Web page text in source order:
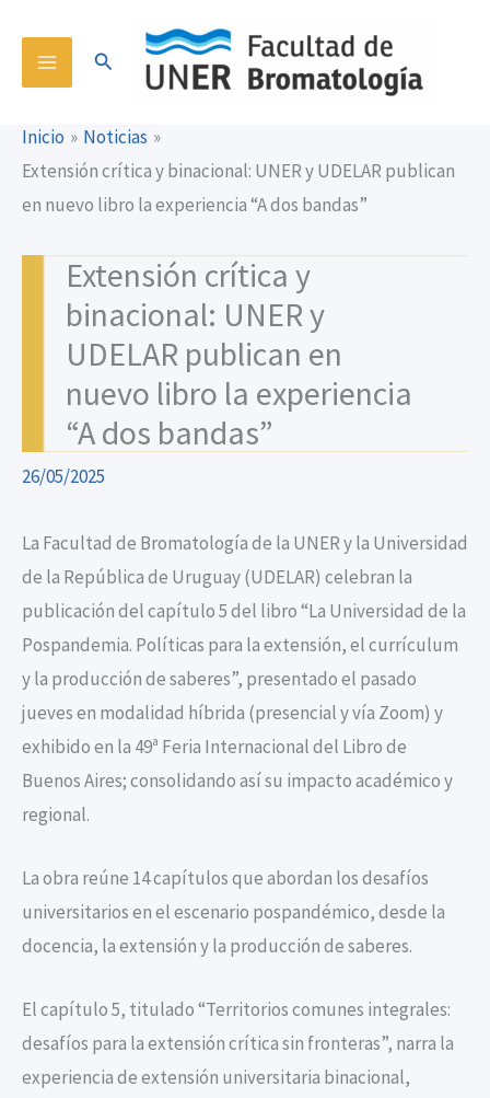
contenido
Buscar
Inicio
Noticias
Extensión crítica y binacional: UNER y UDELAR publican
en nuevo libro la experiencia “A dos bandas”
Extensión crítica y
binacional: UNER y
UDELAR publican en
nuevo libro la experiencia
“A dos bandas”
26/05/2025
La Facultad de Bromatología de la UNER y la Universidad
de la República de Uruguay (UDELAR) celebran la
publicación del capítulo 5 del libro “La Universidad de la
Pospandemia. Políticas para la extensión, el currículum
y la producción de saberes”, presentado el pasado
jueves en modalidad híbrida (presencial y vía Zoom) y
exhibido en la 49ª Feria Internacional del Libro de
Buenos Aires; consolidando así su impacto académico y
regional.
La obra reúne 14 capítulos que abordan los desafíos
universitarios en el escenario pospandémico, desde la
docencia, la extensión y la producción de saberes.
El capítulo 5, titulado “Territorios comunes integrales:
desafíos para la extensión crítica sin fronteras”, narra la
experiencia de extensión universitaria binacional,